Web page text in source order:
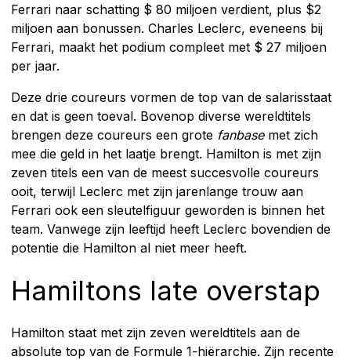
Ferrari naar schatting $ 80 miljoen verdient, plus $2
miljoen aan bonussen. Charles Leclerc, eveneens bij
Ferrari, maakt het podium compleet met $ 27 miljoen
per jaar.
Deze drie coureurs vormen de top van de salarisstaat
en dat is geen toeval. Bovenop diverse wereldtitels
brengen deze coureurs een grote fanbasemet zich
mee die geld in het laatje brengt. Hamilton is met zijn
zeven titels een van de meest succesvolle coureurs
ooit, terwijl Leclerc met zijn jarenlange trouw aan
Ferrari ook een sleutelfiguur geworden is binnen het
team. Vanwege zijn leeftijd heeft Leclerc bovendien de
potentie die Hamilton al niet meer heeft.
Hamiltons late overstap
Hamilton staat met zijn zeven wereldtitels aan de
absolute top van de Formule 1-hiërarchie. Zijn recente